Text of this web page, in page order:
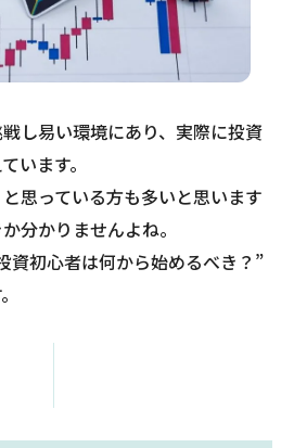
し易い環境にあり、実際に投資
います。
と思っている方も多いと思います
分かりませんよね。
資初心者は何から始めるべき？”